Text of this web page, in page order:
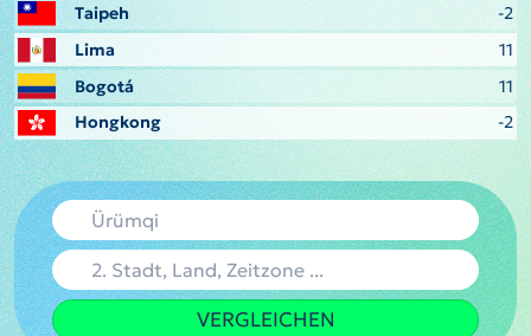
Taipeh
-2
Lima
11
Bogotá
11
Hongkong
-2
VERGLEICHEN